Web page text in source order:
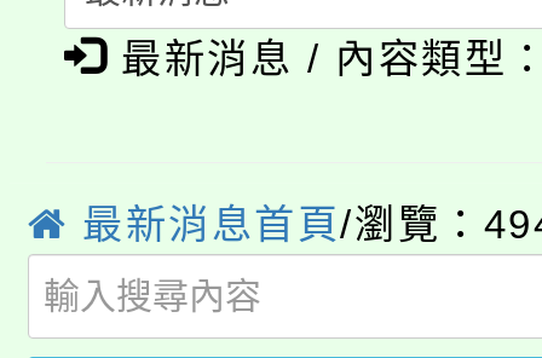
《TA101》溝通分析基
系所師生報名參加。
淨零綠生活教案入校路
115年食農教育專業人
學籍身 分審查程序及
版
淨零綠領人才培育課程
公告本校115學年度第
代理(課)教師甄選結果(
「2026金融保險知識
最新消息 / 內容類型
最新消息首頁/瀏覽：